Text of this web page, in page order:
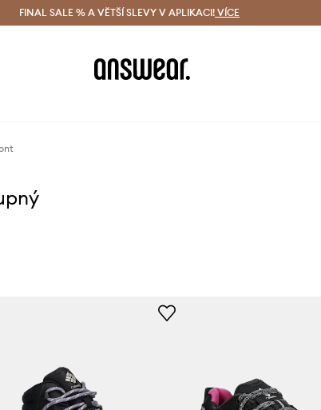
(od 1800 Kč) Doručení i do 24 h
FINAL SALE % A VĚTŠÍ SLEVY V APLIKACI! VÍCE